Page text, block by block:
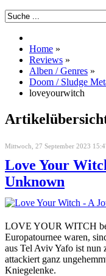
Home »
Reviews »
Alben / Genres »
Doom / Sludge
loveyourwitch
Mittwoch, 27 September 2023
Love Your
Unknown
LOVE YOUR WITCH
Europatournee waren,
aus Tel Aviv Yafo ist nun
attackiert ganz
Kniegelenke.